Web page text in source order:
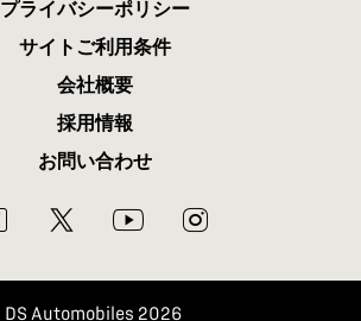
プライバシーポリシー
サイトご利用条件
会社概要
採用情報
お問い合わせ
DS Automobiles 2026